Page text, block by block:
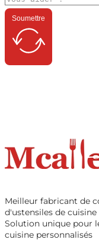
Soumettre
Meilleur fabricant de
d'ustensiles de cuisine
Solution unique pour
cuisine personnalisés